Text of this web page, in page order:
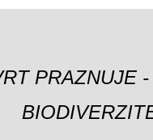
PRAZNUJE